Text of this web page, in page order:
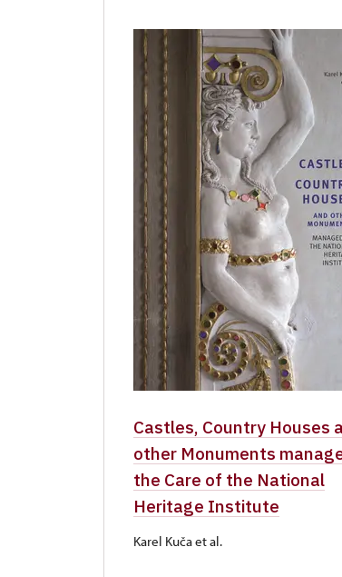
Castles, Country Houses
other Monuments
the Care of the National
Heritage Institute
Karel Kuča et al.